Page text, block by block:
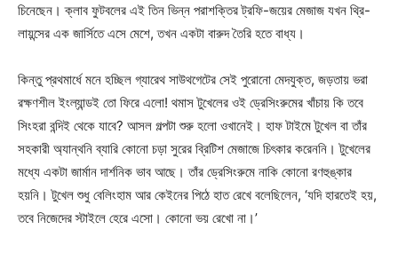
চিনেছেন। ক্লাব ফুটবলের এই তিন ভিন্ন পরাশক্তির ট্রফি-জয়ের মেজাজ যখন থ্রি-
লায়ন্সের এক জার্সিতে এসে মেশে, তখন একটা বারুদ তৈরি হতে বাধ্য।
কিন্তু প্রথমার্ধে মনে হচ্ছিল গ্যারেথ সাউথগেটের সেই পুরোনো মেদযুক্ত, জড়তায় ভরা
রক্ষণশীল ইংল্যান্ডই তো ফিরে এলো! থমাস টুখেলের ওই ড্রেসিংরুমের খাঁচায় কি তবে
সিংহরা বন্দিই থেকে যাবে? আসল গল্পটা শুরু হলো ওখানেই। হাফ টাইমে টুখেল বা তাঁর
সহকারী অ্যান্থনি ব্যারি কোনো চড়া সুরের ব্রিটিশ মেজাজে চিৎকার করেননি। টুখেলের
মধ্যে একটা জার্মান দার্শনিক ভাব আছে। তাঁর ড্রেসিংরুমে নাকি কোনো রণহুঙ্কার
হয়নি। টুখেল শুধু বেলিংহাম আর কেইনের পিঠে হাত রেখে বলেছিলেন, ‘যদি হারতেই হয়,
তবে নিজেদের স্টাইলে হেরে এসো। কোনো ভয় রেখো না।’